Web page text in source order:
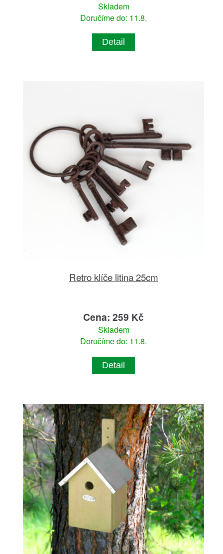
Skladem
Doručíme do: 11.8.
Detail
Retro klíče litina 25cm
Cena: 259 Kč
Skladem
Doručíme do: 11.8.
Detail